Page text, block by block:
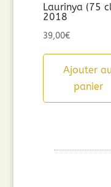
Laurinya (75
2018
39,00€
Ajouter
panier